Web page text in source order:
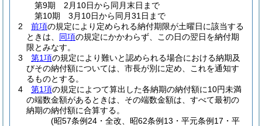
第9期 2月10日から同月末日まで
第10期 3月10日から同月31日まで
2
前項の規定により定められる納付期限が土曜日に該当する
ときは、 同項の規定にかかわらず、この日の翌日を納付期
限とみなす。
3
第1項の規定により難いと認められる場合における納期及
びその納付額については、市長が別に定め、これを通知す
るものとする。
4
第1項の規定によつて算出した各納期の納付額に10円未満
の端数金額があるときは、その端数金額は、すべて最初の
納期の納付額に合算する。
(昭57条例24・全改、昭62条例13・平元条例17・平